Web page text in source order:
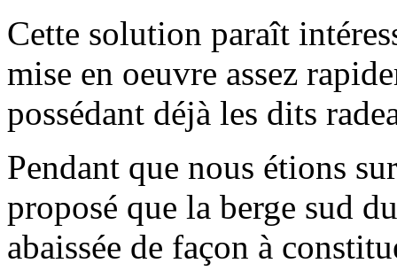
Cette solution paraît
mise en oeuvre assez
possédant déjà les dits
Pendant que nous étions
proposé que la berge sud
abaissée de façon à